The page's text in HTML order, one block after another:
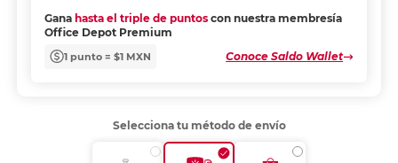
Gana hasta el triple de puntos con nuestra membresía
Office Depot Premium
1 punto = $1 MXN Conoce Saldo Wallet
Selecciona tu método de envío